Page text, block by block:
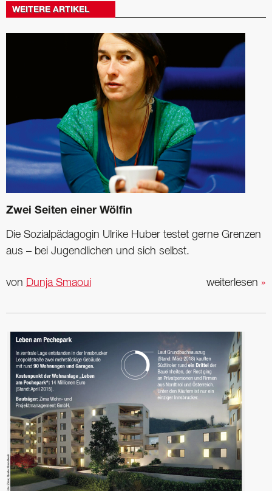
WEITERE ARTIKEL
Zwei Seiten einer Wölfin
Die Sozialpädagogin Ulrike Huber testet gerne Grenzen
aus – bei Jugendlichen und sich selbst.
weiterlesen »
von Dunja Smaoui